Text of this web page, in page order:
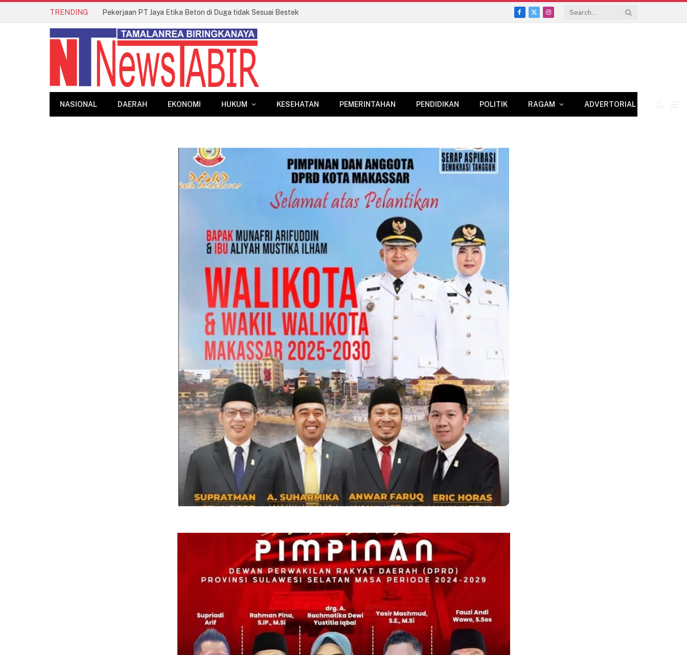
TRENDING Pekerjaan PT Jaya Etika Beton di Duga tidak Sesuai Bestek
Facebook
X
Instagram
NASIONAL DAERAH EKONOMI HUKUM KESEHATAN PEMERINTAHAN PENDIDIKAN POLITIK RAGAM ADVERTORIAL